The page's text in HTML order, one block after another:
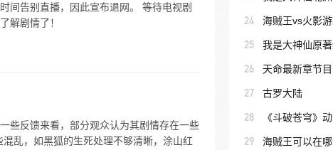
间告别直播，因此宣布退网。 等待电视剧
解剧情了！
些反馈来看，部分观众认为其剧情存在一些
乱，如黑狐的生死处理不够清晰，涂山红
24 海贼王vs火影
25 我是大神仙原
26 天命最新章节
27 古罗大陆
28 《斗破苍穹》
29 海贼王可以在